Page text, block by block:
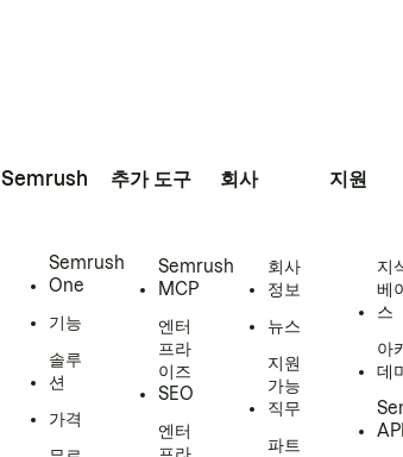
Semrush
Semrush
One
기능
솔루
션
가격
추가 도구
Semrush
MCP
엔터
프라
이즈
SEO
엔터
회사
회사
정보
뉴스
지원
가능
직무
파트
지원
지
베
스
아
데